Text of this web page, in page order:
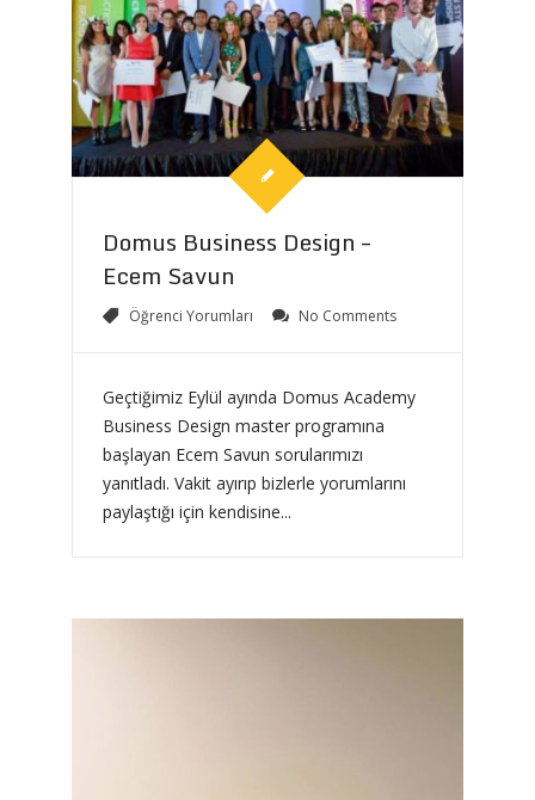
Domus Business Design –
Ecem Savun
Öğrenci Yorumları No Comments
Geçtiğimiz Eylül ayında Domus Academy
Business Design master programına
başlayan Ecem Savun sorularımızı
yanıtladı. Vakit ayırıp bizlerle yorumlarını
paylaştığı için kendisine...